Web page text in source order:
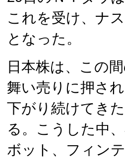
これを受け、ナ
となった。
日本株は、この
舞い売りに押さ
下がり続けてき
る。こうした中
ボット、フィン